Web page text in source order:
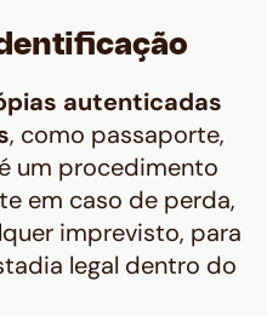
autenticadas
, como passaporte,
um procedimento
em caso de perda,
imprevisto, para
legal dentro do